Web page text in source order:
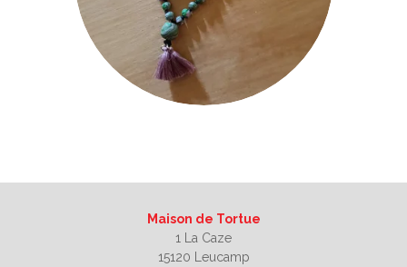
Maison de Tortue
1 La Caze
15120 Leucamp